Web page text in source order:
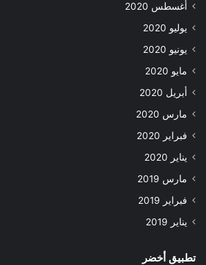
أغسطس 2020
يوليو 2020
يونيو 2020
مايو 2020
أبريل 2020
مارس 2020
فبراير 2020
يناير 2020
مارس 2019
فبراير 2019
يناير 2019
تطبيق أخضر